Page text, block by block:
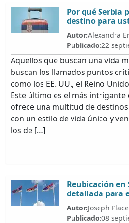
Por qué Serbia
destino para
Autor:Alexandra
Publicado:22
Aquellos que buscan una vida
buscan los llamados puntos
como los EE. UU., el Reino
Este último es el más intrigante
ofrece una multitud de
con un estilo de vida único y
los de […]
Reubicación
detallada para
Autor:Joseph Place
Publicado:08